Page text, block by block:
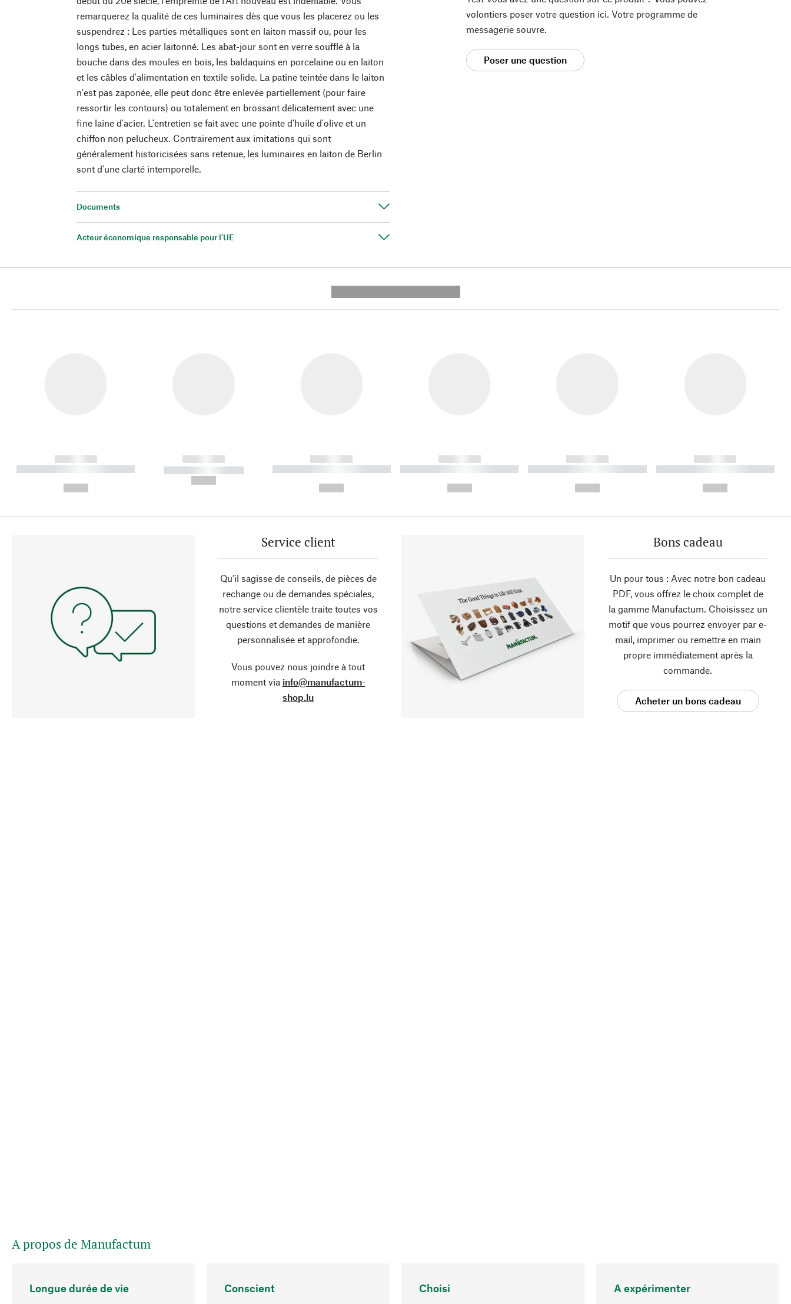
remarquerez la qualité de ces luminaires dès que vous les placerez ou les
suspendrez : Les parties métalliques sont en laiton massif ou, pour les
longs tubes, en acier laitonné. Les abat-jour sont en verre soufflé à la
bouche dans des moules en bois, les baldaquins en porcelaine ou en laiton
et les câbles d'alimentation en textile solide. La patine teintée dans le laiton
n'est pas zaponée, elle peut donc être enlevée partiellement (pour faire
ressortir les contours) ou totalement en brossant délicatement avec une
fine laine d'acier. L'entretien se fait avec une pointe d'huile d'olive et un
chiffon non pelucheux. Contrairement aux imitations qui sont
généralement historicisées sans retenue, les luminaires en laiton de Berlin
sont d'une clarté intemporelle.
Documents
Acteur économique responsable pour l'UE
volontiers poser votre question ici. Votre programme de
messagerie souvre.
Poser une question
------------
----------- ----------- ----------
------------
----------- -----------
------------
----------- ----------- ----------
------------
----------- ----------- ----------
------------
----------- ----------- ----------
------------
----------- ----------- ----------
Service client
Qu’il sagisse de conseils, de pièces de
rechange ou de demandes spéciales,
notre service clientèle traite toutes vos
questions et demandes de manière
personnalisée et approfondie.
Vous pouvez nous joindre à tout
moment via info@manufactum-
shop.lu
Bons cadeau
Un pour tous : Avec notre bon cadeau
PDF, vous offrez le choix complet de
la gamme Manufactum. Choisissez un
motif que vous pourrez envoyer par e-
mail, imprimer ou remettre en main
propre immédiatement après la
commande.
Acheter un bons cadeau
A propos de Manufactum
Longue durée de vie Conscient Choisi A expérimenter